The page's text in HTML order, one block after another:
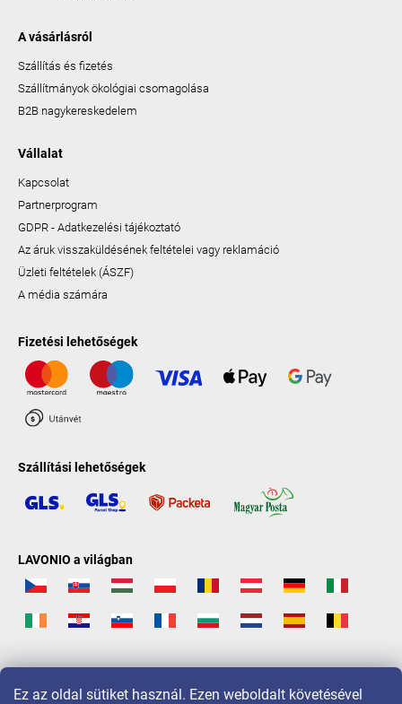
Ez az oldal sütiket használ. Ezen weboldalt követésével
A vásárlásról
Szállítás és fizetés
Szállítmányok ökológiai csomagolása
B2B nagykereskedelem
Vállalat
Kapcsolat
Partnerprogram
GDPR - Adatkezelési tájékoztató
Az áruk visszaküldésének feltételei vagy reklamáció
Üzleti feltételek (ÁSZF)
A média számára
Fizetési lehetőségek
Szállítási lehetőségek
LAVONIO a világban